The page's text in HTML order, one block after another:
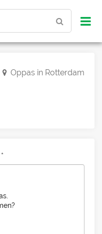
Oppas in Rotterdam